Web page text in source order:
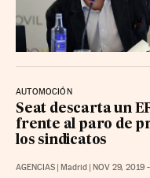
AUTOMOCIÓN
Seat descarta un
frente al paro de
los sindicatos
AGENCIAS | Madrid | NOV 29, 2019